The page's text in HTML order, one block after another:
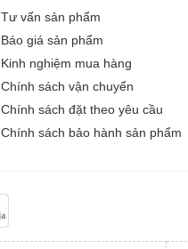
Tư vấn sản phẩm
Báo giá sản phẩm
Kinh nghiệm mua hàng
Chính sách vận chuyển
Chính sách đặt theo yêu cầu
Chính sách bảo hành sản phẩm